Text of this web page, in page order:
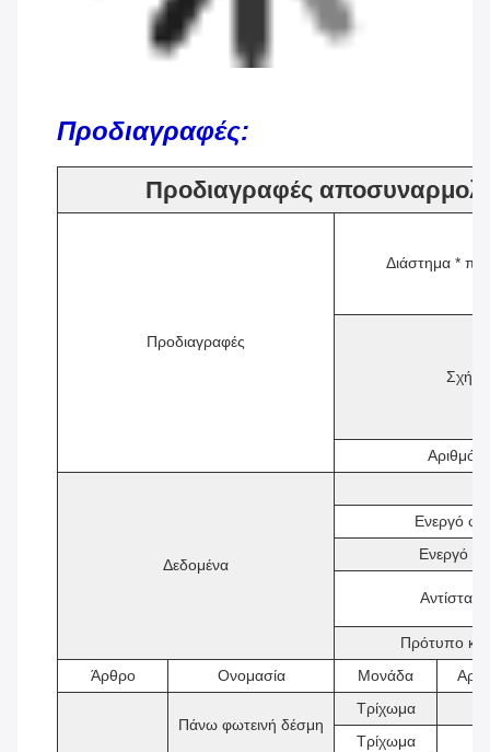
Προδιαγραφές:
Προδιαγραφές
Προδιαγραφές
Διάστημα *
Αριθμός
Δεδομένα
Ενεργό
Ενεργό
Πρότυπο
Άρθρο
Ονομασία Μονάδα
Πάνω φωτεινή δέσμη
Τρίχωμα
Τρίχωμα